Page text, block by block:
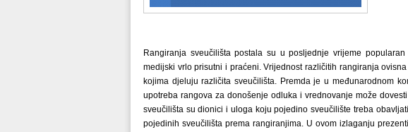
Rangiranja sveučilišta postala su u posljednje vrijeme
medijski vrlo prisutni i praćeni. Vrijednost različitih rangiranja
kojima djeluju različita sveučilišta. Premda je u međunarodnom
upotreba rangova za donošenje odluka i vrednovanje može
sveučilišta su dionici i uloga koju pojedino sveučilište treba
pojedinih sveučilišta prema rangiranjima. U ovom izlaganju